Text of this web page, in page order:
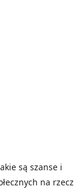
są szanse i
na rzecz